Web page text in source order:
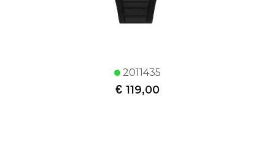
2011435
€ 119,00